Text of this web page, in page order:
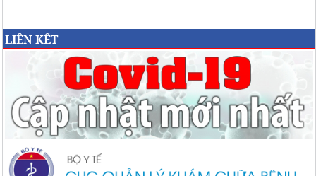
LIÊN KẾT